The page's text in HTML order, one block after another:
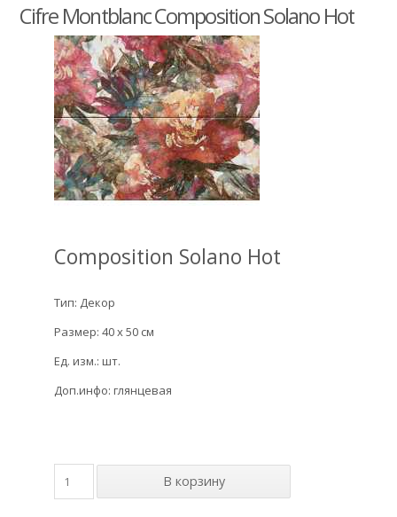
Cifre Montblanc Composition Solano Hot
Composition Solano Hot
Тип: Декор
Размер: 40 x 50 см
Ед. изм.: шт.
Доп.инфо: глянцевая